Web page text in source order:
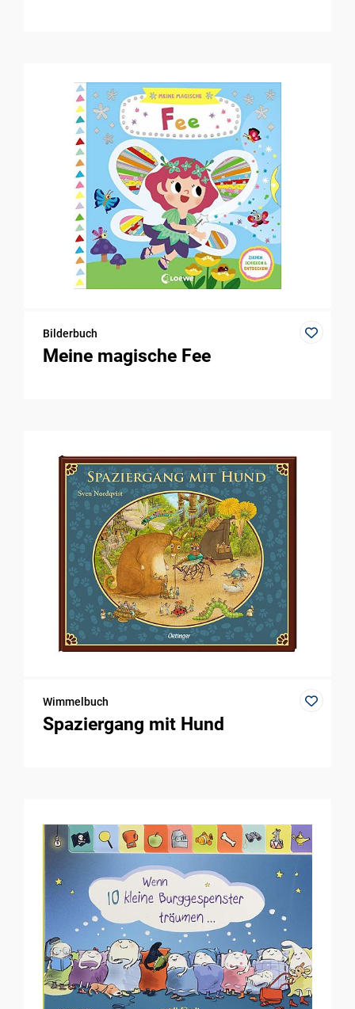
Bilderbuch
Meine magische Fee
Wimmelbuch
Spaziergang mit Hund